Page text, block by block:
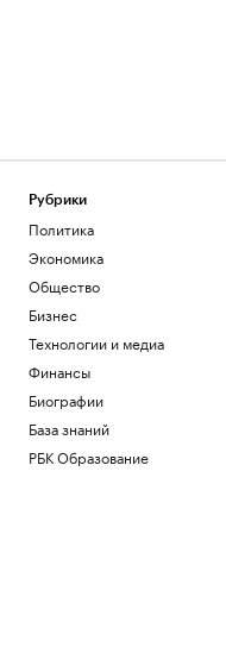
Рубрики
Политика
Экономика
Общество
Бизнес
Технологии и медиа
Финансы
Биографии
База знаний
РБК Образование